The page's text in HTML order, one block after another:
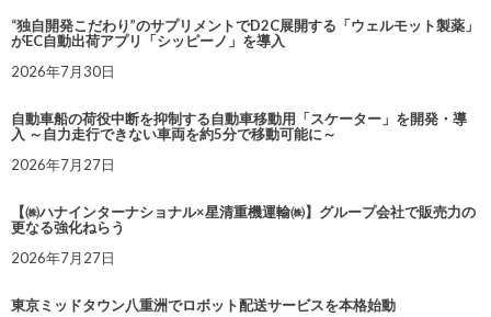
“独自開発こだわり”のサプリメントでD2C展開する「ウェルモット製薬」
がEC自動出荷アプリ「シッピーノ」を導入
2026年7月30日
自動車船の荷役中断を抑制する自動車移動用「スケーター」を開発・導
入 ～自力走行できない車両を約5分で移動可能に～
2026年7月27日
【㈱ハナインターナショナル×星清重機運輸㈱】グループ会社で販売力の
更なる強化ねらう
2026年7月27日
東京ミッドタウン八重洲でロボット配送サービスを本格始動